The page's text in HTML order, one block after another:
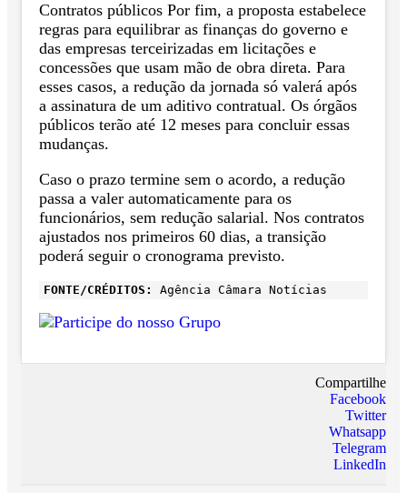
Contratos públicos Por fim, a proposta estabelece
regras para equilibrar as finanças do governo e
das empresas terceirizadas em licitações e
concessões que usam mão de obra direta. Para
esses casos, a redução da jornada só valerá após
a assinatura de um aditivo contratual. Os órgãos
públicos terão até 12 meses para concluir essas
mudanças.
Caso o prazo termine sem o acordo, a redução
passa a valer automaticamente para os
funcionários, sem redução salarial. Nos contratos
ajustados nos primeiros 60 dias, a transição
poderá seguir o cronograma previsto.
FONTE/CRÉDITOS: Agência Câmara Notícias
Compartilhe
Facebook
Twitter
Whatsapp
Telegram
LinkedIn